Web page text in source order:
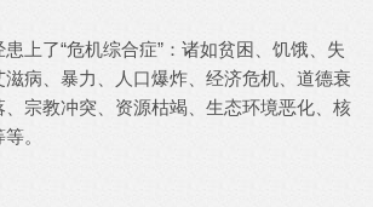
患上了“危机综合症”：诸如贫困、饥饿、失
滋病、暴力、人口爆炸、经济危机、道德衰
、宗教冲突、资源枯竭、生态环境恶化、核
。